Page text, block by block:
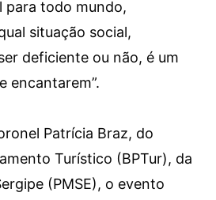
para todo mundo,
situação social,
deficiente ou não, é um
encantarem”.
Patrícia Braz, do
Turístico (BPTur), da
(PMSE), o evento